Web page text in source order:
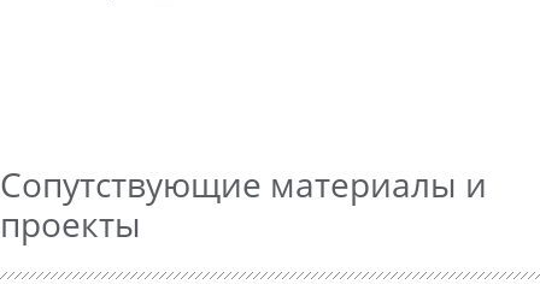
Сопутствующие материалы и
проекты